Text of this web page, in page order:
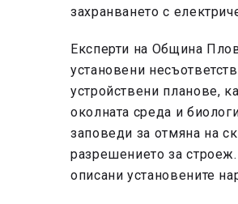
захранването с
Експерти на Община
установени
устройствени планове,
околната среда и
заповеди за отмяна на
разрешението за
описани установените